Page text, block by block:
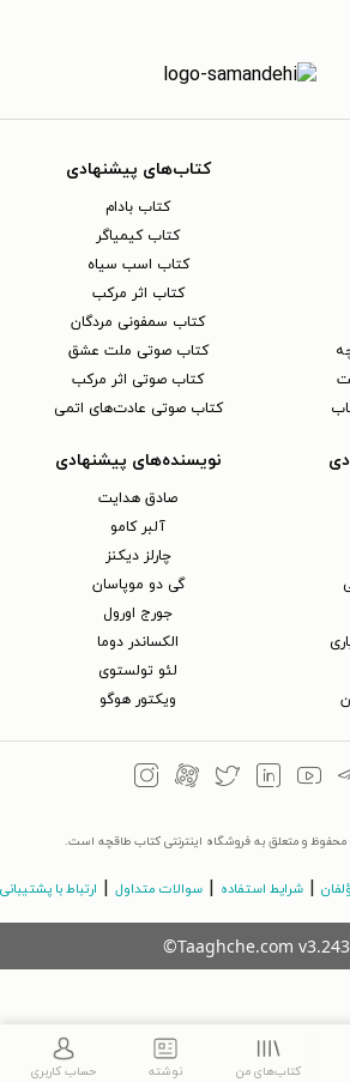
کتاب‌های پیشنهادی
کتاب بادام
کتاب کیمیاگر
کتاب اسب سیاه
کتاب اثر مرکب
کتاب سمفونی مردگان
کتاب صوتی ملت عشق
کتاب صوتی اثر مرکب
کتاب صوتی عادت‌های اتمی
نویسنده‌های پیشنهادی
صادق هدایت
آلبر کامو
چارلز دیکنز
گی دو موپاسان
جورج اورول
الکساندر دوما
لئو تولستوی
ویکتور هوگو
و متعلق به فروشگاه اینترنتی کتاب طاقچه است.
شرایط استفاده سوالات متداول ارتباط با پشتیبانی
©Taaghche.com v
کتاب‌های من نوشته حساب کاربری